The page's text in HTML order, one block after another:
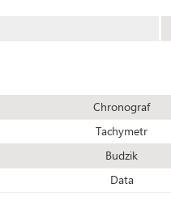
Chronograf
Tachymetr
Budzik
Data